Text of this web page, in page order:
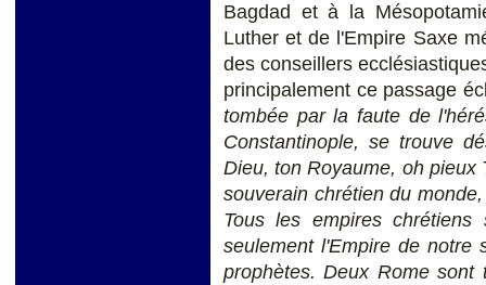
Bagdad et à la
Luther et de l'Empire Saxe
des conseillers
principalement ce passage
tombée par la faute de
Constantinople, se trouve
Dieu, ton Royaume, oh pieux
souverain chrétien du
Tous les empires
seulement l'Empire de notre
prophètes. Deux Rome